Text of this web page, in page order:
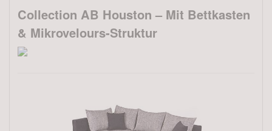
Collection AB Houston – Mit Bettkasten
& Mikrovelours-Struktur